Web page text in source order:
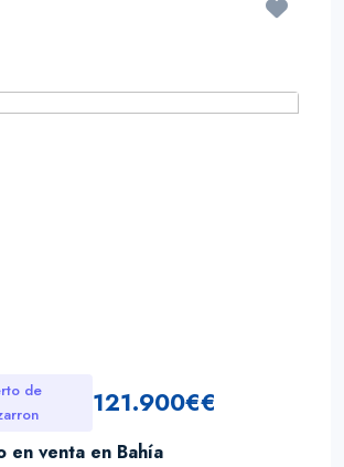
de
121.900€€
en venta en Bahía